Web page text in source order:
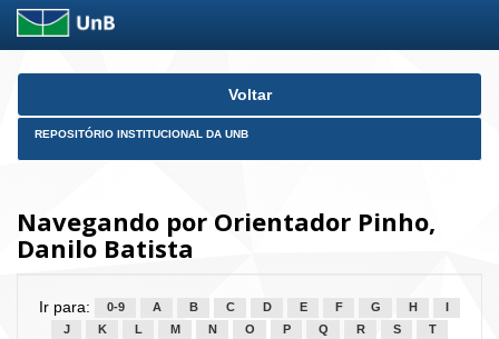
Skip
Voltar
REPOSITÓRIO INSTITUCIONAL DA UNB
Navegando por Orientador Pinho,
Danilo Batista
Ir para: 0-9 A B C D E F G H
J
K L M N O P Q R S
T